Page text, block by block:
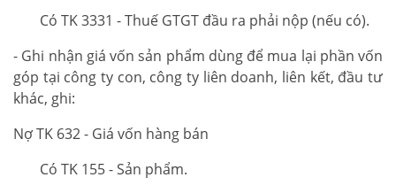
Có TK 3331 - Thuế GTGT đầu ra phải nộp (nếu có).
- Ghi nhận giá vốn sản phẩm dùng để mua lại phần vốn
góp tại công ty con, công ty liên doanh, liên kết, đầu tư
khác, ghi:
Nợ TK 632 - Giá vốn hàng bán
Có TK 155 - Sản phẩm.